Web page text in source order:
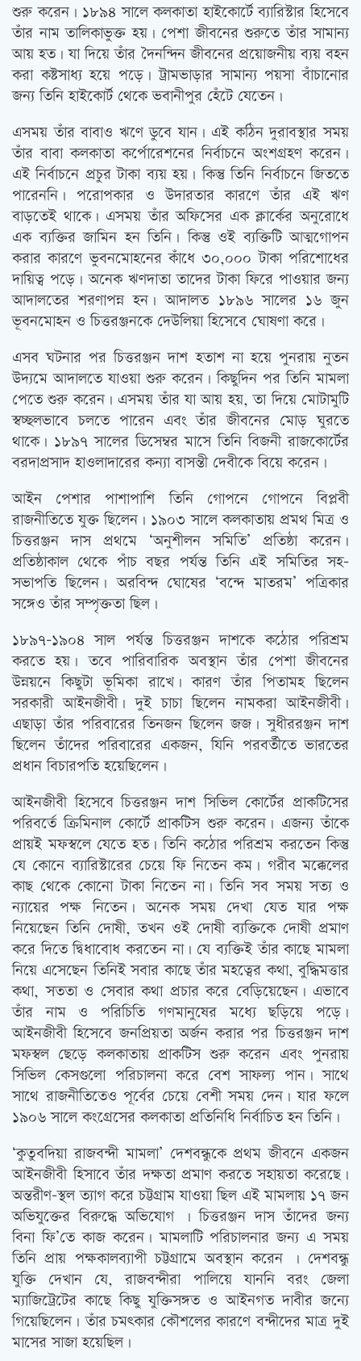
শুরু করেন। ১৮৯৪ সালে কলকাতা হাইকোর্টে ব্যারিস্টার হিসেবে
তাঁর নাম তালিকাভুক্ত হয়। পেশা জীবনের শুরুতে তাঁর সামান্য
আয় হত। যা দিয়ে তাঁর দৈনন্দিন জীবনের প্রয়োজনীয় ব্যয় বহন
করা কষ্টসাধ্য হয়ে পড়ে। ট্রামভাড়ার সামান্য পয়সা বাঁচানোর
জন্য তিনি হাইকোর্ট থেকে ভবানীপুর হেঁটে যেতেন।
এসময় তাঁর বাবাও ঋণে ডুবে যান। এই কঠিন দুরাবস্থার সময়
তাঁর বাবা কলকাতা কর্পোরেশনের নির্বাচনে অংশগ্রহণ করেন।
এই নির্বাচনে প্রচুর টাকা ব্যয় হয়। কিন্তু তিনি নির্বাচনে জিততে
পারেননি। পরোপকার ও উদারতার কারণে তাঁর এই ঋণ
বাড়তেই থাকে। এসময় তাঁর অফিসের এক ক্লার্কের অনুরোধে
এক ব্যক্তির জামিন হন তিনি। কিন্তু ওই ব্যক্তিটি আত্মগোপন
করার কারণে ভুবনমোহনের কাঁধে ৩০,০০০ টাকা পরিশোধের
দায়িত্ব পড়ে। অনেক ঋণদাতা তাদের টাকা ফিরে পাওয়ার জন্য
আদালতের শরণাপন্ন হন। আদালত ১৮৯৬ সালের ১৬ জুন
ভূবনমোহন ও চিত্তরঞ্জনকে দেউলিয়া হিসেবে ঘোষণা করে।
এসব ঘটনার পর চিত্তরঞ্জন দাশ হতাশ না হয়ে পুনরায় নুতন
উদ্যমে আদালতে যাওয়া শুরু করেন। কিছুদিন পর তিনি মামলা
পেতে শুরু করেন। এসময় তাঁর যা আয় হয়, তা দিয়ে মোটামুটি
স্বচ্ছলভাবে চলতে পারেন এবং তাঁর জীবনের মোড় ঘুরতে
থাকে। ১৮৯৭ সালের ডিসেম্বর মাসে তিনি বিজনী রাজকোর্টের
বরদাপ্রসাদ হাওলাদারের কন্যা বাসন্তী দেবীকে বিয়ে করেন।
আইন পেশার পাশাপাশি তিনি গোপনে গোপনে বিপ্লবী
রাজনীতিতে যুক্ত ছিলেন। ১৯০৩ সালে কলকাতায় প্রমথ মিত্র ও
চিত্তরঞ্জন দাস প্রথমে ‘অনুশীলন সমিতি’ প্রতিষ্ঠা করেন।
প্রতিষ্ঠাকাল থেকে পাঁচ বছর পর্যন্ত তিনি এই সমিতির সহ-
সভাপতি ছিলেন। অরবিন্দ ঘোষের ‘বন্দে মাতরম’ পত্রিকার
সঙ্গেও তাঁর সম্পৃক্ততা ছিল।
১৮৯৭-১৯০৪ সাল পর্যন্ত চিত্তরঞ্জন দাশকে কঠোর পরিশ্রম
করতে হয়। তবে পারিবারিক অবস্থান তাঁর পেশা জীবনের
উন্নয়নে কিছুটা ভূমিকা রাখে। কারণ তাঁর পিতামহ ছিলেন
সরকারী আইনজীবী। দুই চাচা ছিলেন নামকরা আইনজীবী।
এছাড়া তাঁর পরিবারের তিনজন ছিলেন জজ। সুধীররঞ্জন দাশ
ছিলেন তাঁদের পরিবারের একজন, যিনি পরবর্তীতে ভারতের
প্রধান বিচারপতি হয়েছিলেন।
আইনজীবী হিসেবে চিত্তরঞ্জন দাশ সিভিল কোর্টের প্রাকটিসের
পরিবর্তে ক্রিমিনাল কোর্টে প্রাকটিস শুরু করেন। এজন্য তাঁকে
প্রায়ই মফস্বলে যেতে হত। তিনি কঠোর পরিশ্রম করতেন কিন্তু
যে কোনে ব্যারিস্টারের চেয়ে ফি নিতেন কম। গরীব মক্কেলের
কাছ থেকে কোনো টাকা নিতেন না। তিনি সব সময় সত্য ও
ন্যায়ের পক্ষ নিতেন। অনেক সময় দেখা যেত যার পক্ষ
নিয়েছেন তিনি দোষী, তখন ওই দোষী ব্যক্তিকে দোষী প্রমাণ
করে দিতে দ্বিধাবোধ করতেন না। যে ব্যক্তিই তাঁর কাছে মামলা
নিয়ে এসেছেন তিনিই সবার কাছে তাঁর মহত্বের কথা, বুদ্ধিমত্তার
কথা, সততা ও সেবার কথা প্রচার করে বেড়িয়েছেন। এভাবে
তাঁর নাম ও পরিচিতি গণমানুষের মধ্যে ছড়িয়ে পড়ে।
আইনজীবী হিসেবে জনপ্রিয়তা অর্জন করার পর চিত্তরঞ্জন দাশ
মফস্বল ছেড়ে কলকাতায় প্রাকটিস শুরু করেন এবং পুনরায়
সিভিল কেসগুলো পরিচালনা করে বেশ সাফল্য পান। সাথে
সাথে রাজনীতিতেও পূর্বের চেয়ে বেশী সময় দেন। যার ফলে
১৯০৬ সালে কংগ্রেসের কলকাতা প্রতিনিধি নির্বাচিত হন তিনি।
‘কুতুবদিয়া রাজবন্দী মামলা’ দেশবন্ধুকে প্রথম জীবনে একজন
আইনজীবী হিসাবে তাঁর দক্ষতা প্রমাণ করতে সহায়তা করেছে।
অন্তরীণ-স্থল ত্যাগ করে চট্টগ্রাম যাওয়া ছিল এই মামলায় ১৭ জন
অভিযুক্তের বিরুদ্ধে অভিযোগ । চিত্তরঞ্জন দাস তাঁদের জন্য
বিনা ফি’তে কাজ করেন। মামলাটি পরিচালনার জন্য এ সময়
তিনি প্রায় পক্ষকালব্যাপী চট্টগ্রামে অবস্থান করেন । দেশবন্ধু
যুক্তি দেখান যে, রাজবন্দীরা পালিয়ে যাননি বরং জেলা
ম্যাজিট্রেটের কাছে কিছু যুক্তিসঙ্গত ও আইনগত দাবীর জন্যে
গিয়েছিলেন। তাঁর চমৎকার কৌশলের কারণে বন্দীদের মাত্র দুই
মাসের সাজা হয়েছিল।